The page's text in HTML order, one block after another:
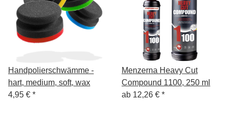
Handpolierschwämme -
hart, medium, soft, wax
4,95 € *
Menzerna Heavy Cut
Compound 1100, 250 ml
ab 12,26 € *